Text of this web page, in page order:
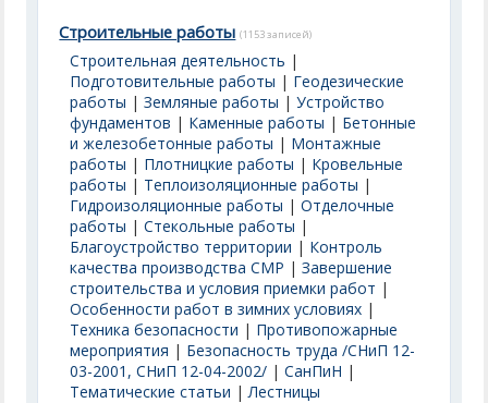
Строительные работы (1153 записей)
Строительная деятельность |
Подготовительные работы | Геодезические
работы |Земляные работы |Устройство
фундаментов | Каменные работы | Бетонные
и железобетонные работы | Монтажные
работы | Плотницкие работы | Кровельные
работы | Теплоизоляционные работы |
Гидроизоляционные работы |Отделочные
работы |Стекольные работы |
Благоустройство территории | Контроль
качества производства СМР |Завершение
строительства и условия приемки работ |
Особенности работ в зимних условиях |
Техника безопасности | Противопожарные
мероприятия | Безопасность труда /СНиП 12-
03-2001, СНиП 12-04-2002/ |СанПиН |
Тематические статьи |Лестницы